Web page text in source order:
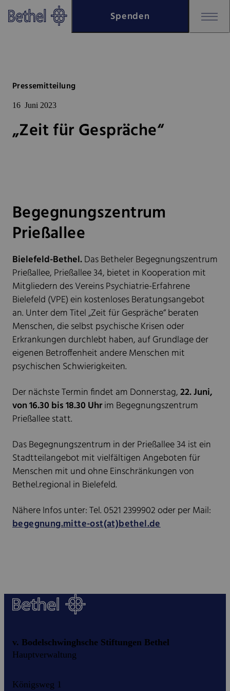
Zum Hauptinhalt springen
Zur Fußzeile springen
Spenden
Pressemitteilung
16 Juni 2023
„Zeit für Gespräche“
Begegnungszentrum
Prießallee
Bielefeld-Bethel.Das Betheler Begegnungszentrum
Prießallee, Prießallee 34, bietet in Kooperation mit
Mitgliedern des Vereins Psychiatrie-Erfahrene
Bielefeld (VPE) ein kostenloses Beratungsangebot
an. Unter dem Titel „Zeit für Gespräche“ beraten
Menschen, die selbst psychische Krisen oder
Erkrankungen durchlebt haben, auf Grundlage der
eigenen Betroffenheit andere Menschen mit
psychischen Schwierigkeiten.
Der nächste Termin findet am Donnerstag,22. Juni,
von 16.30 bis 18.30 Uhrim Begegnungszentrum
Prießallee statt.
Das Begegnungszentrum in der Prießallee 34 ist ein
Stadtteilangebot mit vielfältigen Angeboten für
Menschen mit und ohne Einschränkungen von
Bethel.regional in Bielefeld.
Nähere Infos unter: Tel. 0521 2399902 oder per Mail:
begegnung.mitte-ost(at)bethel.de
v. Bodelschwinghsche Stiftungen Bethel
Hauptverwaltung
Königsweg 1